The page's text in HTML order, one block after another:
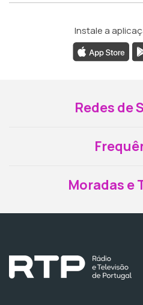
Instale a
Redes de
Moradas e